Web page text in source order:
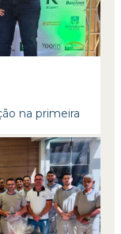
na primeira